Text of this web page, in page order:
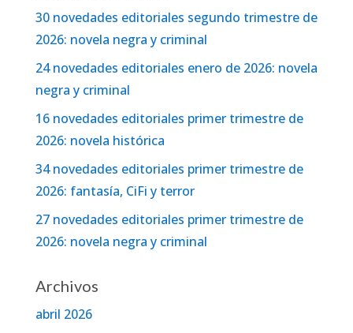
30 novedades editoriales segundo trimestre de
2026: novela negra y criminal
24 novedades editoriales enero de 2026: novela
negra y criminal
16 novedades editoriales primer trimestre de
2026: novela histórica
34 novedades editoriales primer trimestre de
2026: fantasía, CiFi y terror
27 novedades editoriales primer trimestre de
2026: novela negra y criminal
Archivos
abril 2026